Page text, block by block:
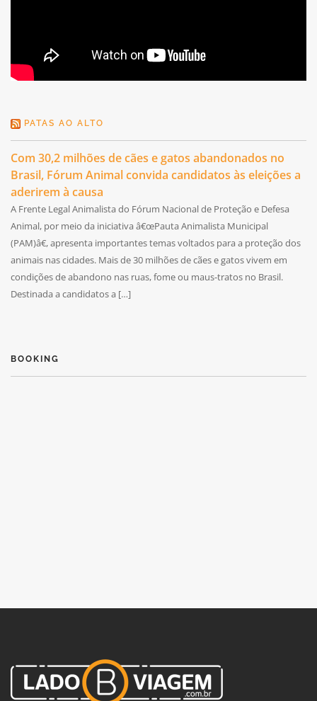
PATAS AO ALTO
Com 30,2 milhões de cães e gatos abandonados no
Brasil, Fórum Animal convida candidatos às eleições a
aderirem à causa
A Frente Legal Animalista do Fórum Nacional de Proteção e Defesa
Animal, por meio da iniciativa â€œPauta Animalista Municipal
(PAM)â€, apresenta importantes temas voltados para a proteção dos
animais nas cidades. Mais de 30 milhões de cães e gatos vivem em
condições de abandono nas ruas, fome ou maus-tratos no Brasil.
Destinada a candidatos a […]
BOOKING